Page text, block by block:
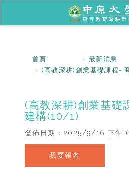
首頁 最新消息
(高教深耕)創業基礎課程-
(高教深耕)創業基礎
建構(10/1)
發佈日期： 2025/9/16 下午
我要報名